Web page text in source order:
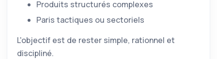
Produits structurés complexes
Paris tactiques ou sectoriels
L'objectif est de rester simple, rationnel et
discipliné.